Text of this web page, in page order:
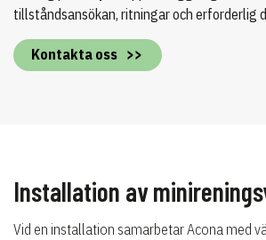
tillståndsansökan, ritningar och erforderlig
Kontakta oss
Installation av
Vid en installation samarbetar Acona med